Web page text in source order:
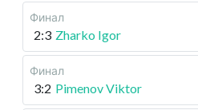
Финал
2:3 Zharko Igor
Финал
3:2 Pimenov Viktor